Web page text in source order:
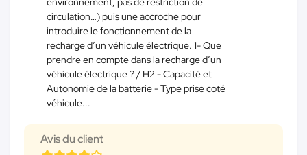
circulation…) puis une accroche pour
introduire le fonctionnement de la
recharge d’un véhicule électrique. 1- Que
prendre en compte dans la recharge d’un
véhicule électrique ? / H2 - Capacité et
Autonomie de la batterie - Type prise coté
véhicule...
Avis du client